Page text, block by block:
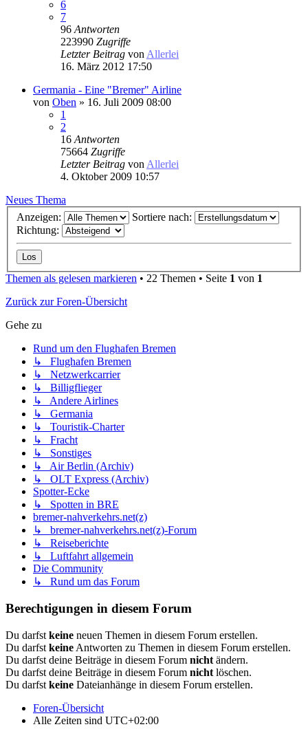
6
7
96 Antworten
223990 Zugriffe
Letzter Beitrag von Allerlei
16. März 2012 17:50
Germania - Eine "Bremer" Airline
von Oben » 16. Juli 2009 08:00
1
2
16 Antworten
75664 Zugriffe
Letzter Beitrag von Allerlei
4. Oktober 2009 10:57
Neues Thema
Anzeigen:
Sortiere nach:
Richtung:
Themen als gelesen markieren • 22 Themen • Seite 1 von 1
Zurück zur Foren-Übersicht
Gehe zu
Rund um den Flughafen Bremen
↳ Flughafen Bremen
↳ Netzwerkcarrier
↳ Billigflieger
↳ Andere Airlines
↳ Germania
↳ Touristik-Charter
↳ Fracht
↳ Sonstiges
↳ Air Berlin (Archiv)
↳ OLT Express (Archiv)
Spotter-Ecke
↳ Spotten in BRE
bremer-nahverkehrs.net(z)
↳ bremer-nahverkehrs.net(z)-Forum
↳ Reiseberichte
↳ Luftfahrt allgemein
Die Community
↳ Rund um das Forum
Berechtigungen in diesem Forum
Du darfst keine neuen Themen in diesem Forum erstellen.
Du darfst keine Antworten zu Themen in diesem Forum erstellen.
Du darfst deine Beiträge in diesem Forum nicht ändern.
Du darfst deine Beiträge in diesem Forum nicht löschen.
Du darfst keine Dateianhänge in diesem Forum erstellen.
Foren-Übersicht
Alle Zeiten sind UTC+02:00